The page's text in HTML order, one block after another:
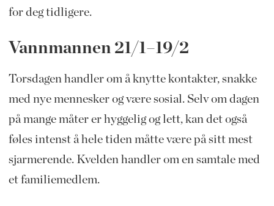
for deg tidligere.
Vannmannen 21/1–19/2
Torsdagen handler om å knytte kontakter, snakke
med nye mennesker og være sosial. Selv om dagen
på mange måter er hyggelig og lett, kan det også
føles intenst å hele tiden måtte være på sitt mest
sjarmerende. Kvelden handler om en samtale med
et familiemedlem.